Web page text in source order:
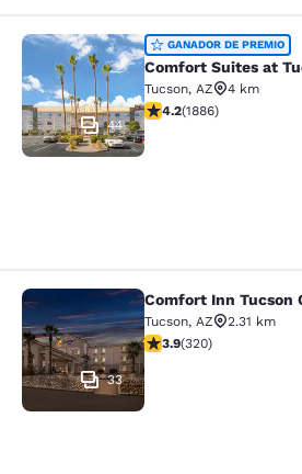
Comfort Suites at
44
GANADOR DE PREMIO
Comfort Suites at
Tucson, AZ
4 km
calificación de 4.18
4.2(1886)
Comfort Inn Tucson
33
Comfort Inn Tucson
Tucson, AZ
2.31 km
calificación de 3.86
3.9(320)